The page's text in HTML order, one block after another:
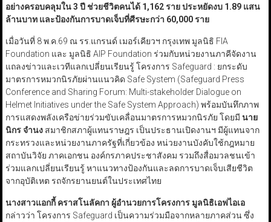
อย่างครอบคลุมใน 3 ปี ช่วยชีวิตคนได้ 1,162 ราย ประหยัดงบ 1.89 แสน
ล้านบาท และป้องกันการบาดเจ็บที่ศีรษะกว่า 60,000 ราย
เมื่อวันที่ 8 พ.ค.69 ณ รร.แกรนด์ เมอร์เคียวฯ กรุงเทพ มูลนิธิ FIA
Foundation และ มูลนิธิ AIP Foundation ร่วมกับหน่วยงานภาคีจัดงาน
แถลงข่าวและเวทีแลกเปลี่ยนเรียนรู้ โครงการ Safeguard : ยกระดับ
มาตรการหมวกนิรภัยผ่านแนวคิด Safe System (Safeguard Press
Conference and Sharing Forum: Multi-stakeholder Dialogue on
Helmet Initiatives under the Safe System Approach) พร้อมบันทึกภาพ
การแสดงพลังเครือข่ายร่วมขับเคลื่อนมาตรการหมวกนิรภัย โดยมี นาย
นิกร จํานงสมาชิกสภาผู้แทนราษฎร เป็นประธานเปิดงานฯ มีผู้แทนจาก
กระทรวงและหน่วยงานภาครัฐที่เกี่ยวข้อง หน่วยงานบังคับใช้กฎหมาย
สถาบันวิจัย ภาคเอกชน องค์กรภาคประชาสังคม รวมถึงสื่อมวลชนเข้า
ร่วมแลกเปลี่ยนเรียนรู้ หาแนวทางป้องกันและลดการบาดเจ็บเสียชีวิต
จากอุบัติเหต รถจักรยานยนต์ในประเทศไทย
นางสาวแอกกี้ คราสโนลัคกา ผู้อำนวยการโครงการ มูลนิธิเอฟไอเอ
กล่าวว่า โครงการ Safeguard เป็นความร่วมมือจากหลายภาคส่วน ซึ่ง